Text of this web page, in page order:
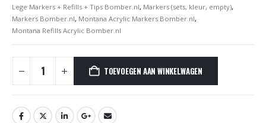
Lege Markers + Refills + Tips Bomber.nl, Markers (sets, kleur, empty),
Markers Bomber.nl, Montana Acrylic Markers Bomber.nl,
Montana Refills Acrylic Bomber.nl
TOEVOEGEN AAN WINKELWAGEN